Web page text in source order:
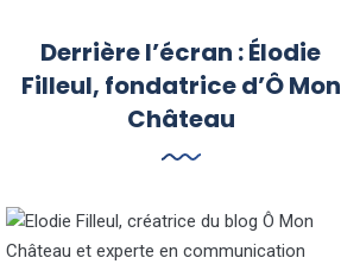
Derrière l’écran : Élodie
Filleul, fondatrice d’Ô Mon
Château